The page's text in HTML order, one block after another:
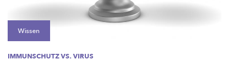
Wissen
IMMUNSCHUTZ VS. VIRUS